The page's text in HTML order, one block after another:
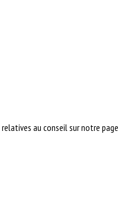
au conseil sur notre page